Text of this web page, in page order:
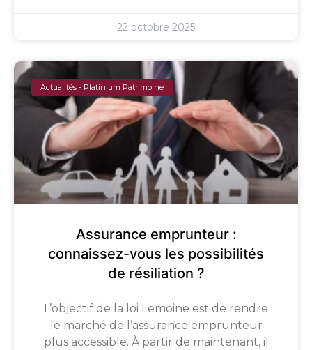
22 octobre 2025
Actualités - Platinium Patrimoine
Assurance emprunteur :
connaissez-vous les possibilités
de résiliation ?
L’objectif de la loi Lemoine est de rendre
le marché de l’assurance emprunteur
plus accessible. À partir de maintenant, il